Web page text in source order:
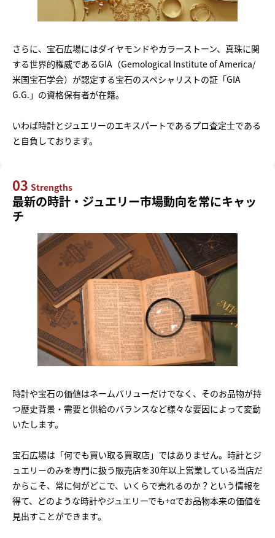
さらに、宝石広場にはダイヤモンドやカラーストーン、真珠に関
する世界的権威であるGIA（Gemological Institute of America/
米国宝石学会）が認定する宝石のスペシャリストの証「GIA
G.G.」の資格保有者が在籍。
いわば時計とジュエリーのエキスパートであるプロ査定士である
と自負しております。
03 Strengths
最新の時計・ジュエリー市場動向を常にキャッ
チ
時計や宝石の価値はネームバリューだけでなく、そのお品物が持
つ歴史背景・需要と供給のバランスなど様々な要因によって変動
いたします。
宝石広場は「何でも買い取る買取店」ではありません。時計とジ
ュエリーのみを専門に扱う販売店を30年以上営業している当店だ
からこそ、常に何がどこで、いくらで売れるのか？という情報を
得て、どのような時計やジュエリーでも+αでお品物本来の価値を
見出すことができます。